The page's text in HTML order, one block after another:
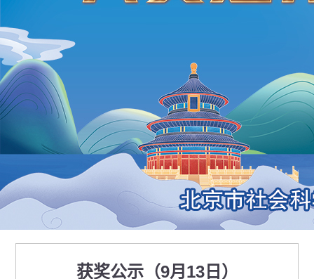
获奖公示（9月13日）